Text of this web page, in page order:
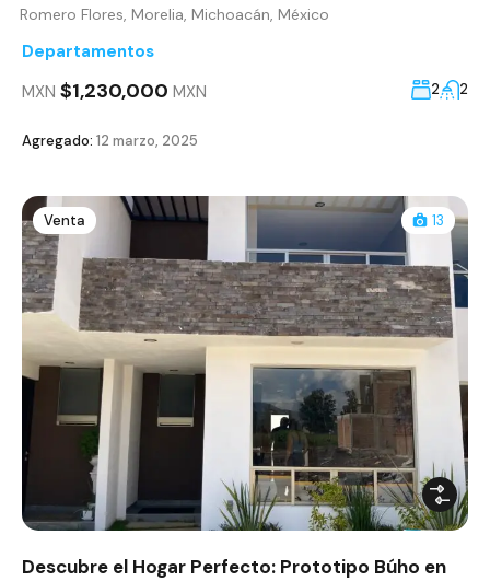
Romero Flores, Morelia, Michoacán, México
Departamentos
MXN $1,230,000 MXN 2 2
Agregado: 12 marzo, 2025
Venta 13
Descubre el Hogar Perfecto: Prototipo Búho en